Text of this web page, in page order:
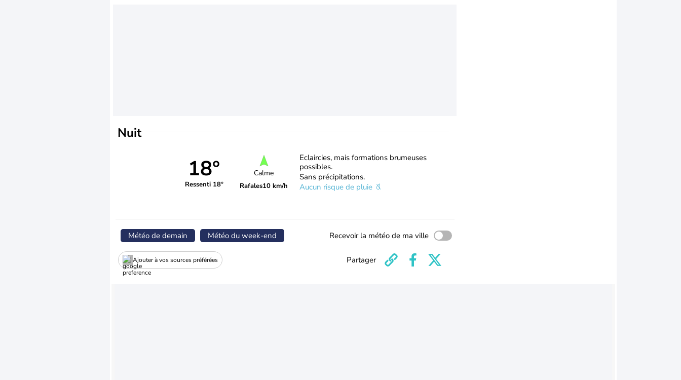
Nuit
18°
Ressenti 18°
Calme
Rafales10 km/h
Eclaircies, mais formations brumeuses
possibles.
Sans précipitations.
Aucun risque de pluie
Météo de demain Météo du week-end Recevoir la météo de ma ville
Ajouter à vos sources préférées Partager